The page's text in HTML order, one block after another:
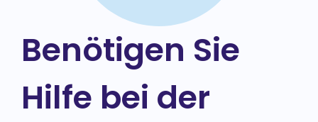
Benötigen Sie
Hilfe bei der